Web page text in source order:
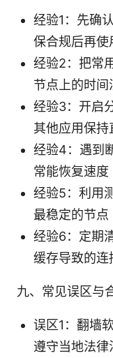
经验1：先确
保合规后再使
经验2：把常
节点上的时间
经验3：开启
其他应用保
经验4：遇到
常能恢复速度
经验5：利用
最稳定的节点
经验6：定期
缓存导致的连
九、常见误区与
误区1：翻墙
遵守当地法律